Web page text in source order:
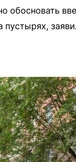
обосновать
пустырях,